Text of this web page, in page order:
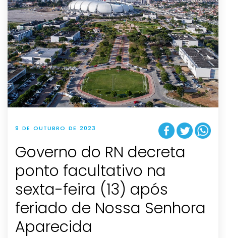
9 DE OUTUBRO DE 2023
Governo do RN decreta
ponto facultativo na
sexta-feira (13) após
feriado de Nossa Senhora
Aparecida